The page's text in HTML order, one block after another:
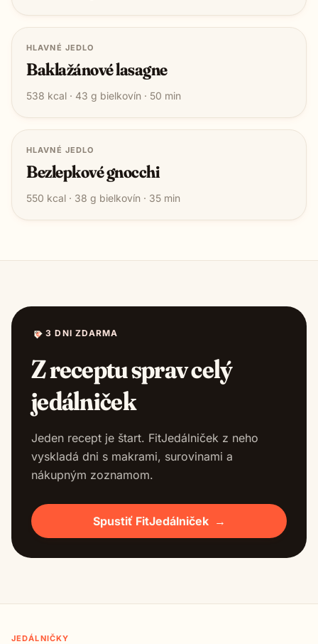
HLAVNÉ JEDLO
Baklažánové lasagne
538 kcal · 43 g bielkovín · 50 min
HLAVNÉ JEDLO
Bezlepkové gnocchi
550 kcal · 38 g bielkovín · 35 min
3 DNI ZDARMA
Z receptu sprav celý
jedálniček
Jeden recept je štart. FitJedálniček z neho
vyskladá dni s makrami, surovinami a
nákupným zoznamom.
Spustiť FitJedálniček →
JEDÁLNIČKY